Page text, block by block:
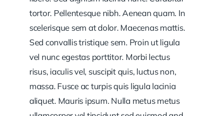
tortor. Pellentesque nibh. Aenean quam. In
scelerisque sem at dolor. Maecenas mattis.
Sed convallis tristique sem. Proin ut ligula
vel nunc egestas porttitor. Morbi lectus
risus, iaculis vel, suscipit quis, luctus non,
massa. Fusce ac turpis quis ligula lacinia
aliquet. Mauris ipsum. Nulla metus metus